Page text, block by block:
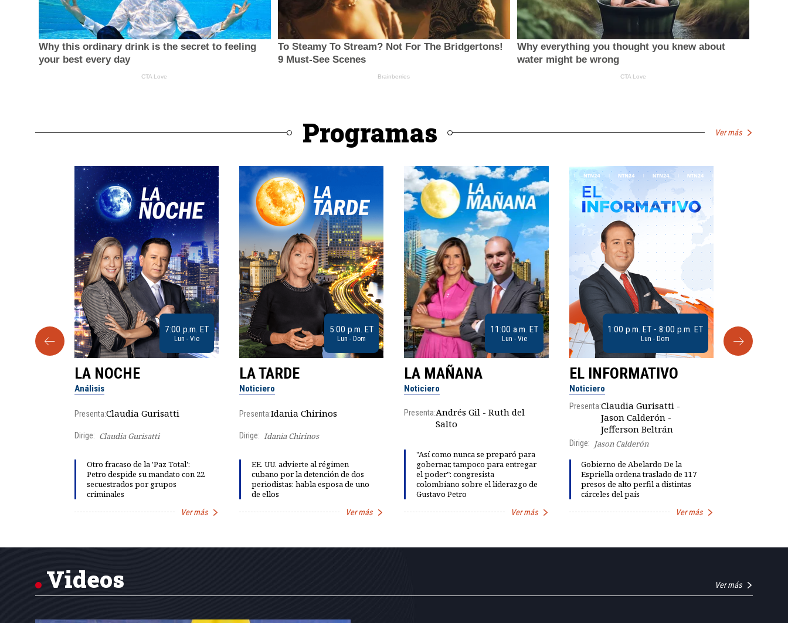
Programas Ver más
9:30 a.m. ET 7:00 p.m. ET
Lun - Vie
LA NOCHE
Análisis
Presenta:Claudia Gurisatti
Dirige: Claudia Gurisatti
Otro fracaso de la 'Paz Total':
Petro despide su mandato con 22
secuestrados por grupos
criminales
Ver más
5:00 p.m. ET
Lun - Dom
LA TARDE
Noticiero
Presenta:Idania Chirinos
Dirige: Idania Chirinos
EE. UU. advierte al régimen
cubano por la detención de dos
periodistas: habla esposa de uno
de ellos
Ver más
11:00 a.m. ET
Lun - Vie
LA MAÑANA
Noticiero
Presenta:Andrés Gil - Ruth del
Salto
"Así como nunca se preparó para
gobernar, tampoco para entregar
el poder": congresista
colombiano sobre el liderazgo de
Gustavo Petro
Ver más
1:00 p.m. ET - 8:00 p.m. ET
Lun - Dom
EL INFORMATIVO
Noticiero
Presenta:Claudia Gurisatti -
Jason Calderón -
Jefferson Beltrán
Dirige:
Jason Calderón
Gobierno de Abelardo De la
Espriella ordena traslado de 117
presos de alto perfil a distintas
cárceles del país
Ver más
of
Videos Ver más